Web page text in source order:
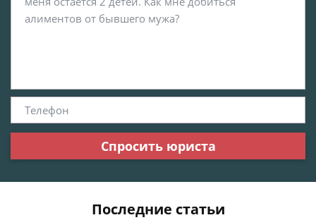
Спросить юриста
Последние статьи